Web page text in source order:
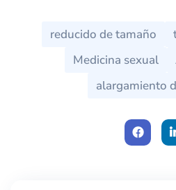
reducido de tamaño
Medicina sexual
alargamiento